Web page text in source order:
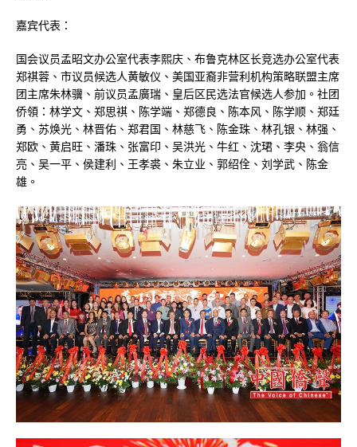
嘉宾代表：
国会议员孟昭文办公室代表李熙庆、布鲁克林区长竞选办公室代表
郑祺蓉、市议员候选人黄敏仪、美国亚裔非营利机构策略联盟主席
团主席朱林骥、前议员孟廣瑞、皇后区民选法官候选人参加。社团
侨領：林学文、郑思祺、陈学端、郑德良、陈本风、陈学顺、郑廷
勇、苏焕光、林晋佑、郑君国、林慈飞、陈金珠、林孔银、林强、
郑欧、黄启旺、潘珠、张富印、吴洪光、牛红、沈珺、李央、翁信
亮、吴一平、侯建利、王孝裘、朱立业、郭绍佺、刘学武、陈金
雄。